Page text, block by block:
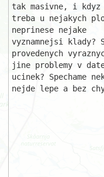
tak masivne, i kdyz
treba u nejakych
neprinese nejake
vyznamnejsi
provedenych
jine problemy v
ucinek? Spechame
nejde lepe a bez